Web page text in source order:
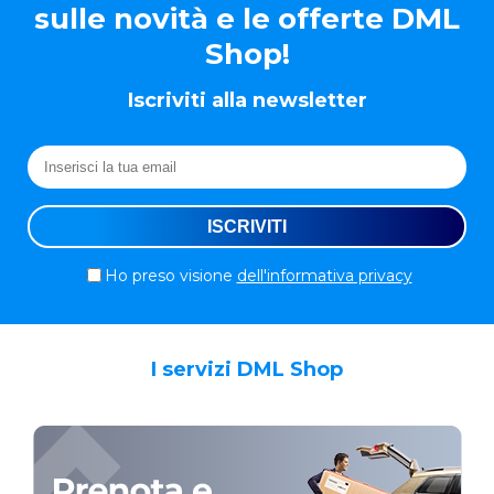
sulle novità e le offerte DML
Shop!
Iscriviti alla newsletter
Ho preso visione dell'informativa privacy
I servizi DML Shop